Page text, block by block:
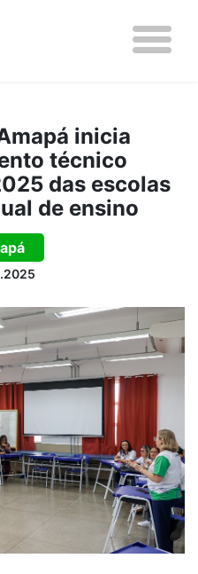
inicia
técnico
das escolas
de ensino